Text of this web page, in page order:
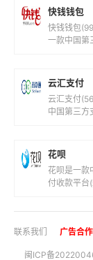
等国际主流
子...
快钱钱包
快钱钱包
一款中国第
等国际主流
云汇支付
云汇支付
中国第三方
国际主流货
子...
花呗
花呗是一款
付收款平台
服务。花呗...
联系我们 广告合作
闽ICP备